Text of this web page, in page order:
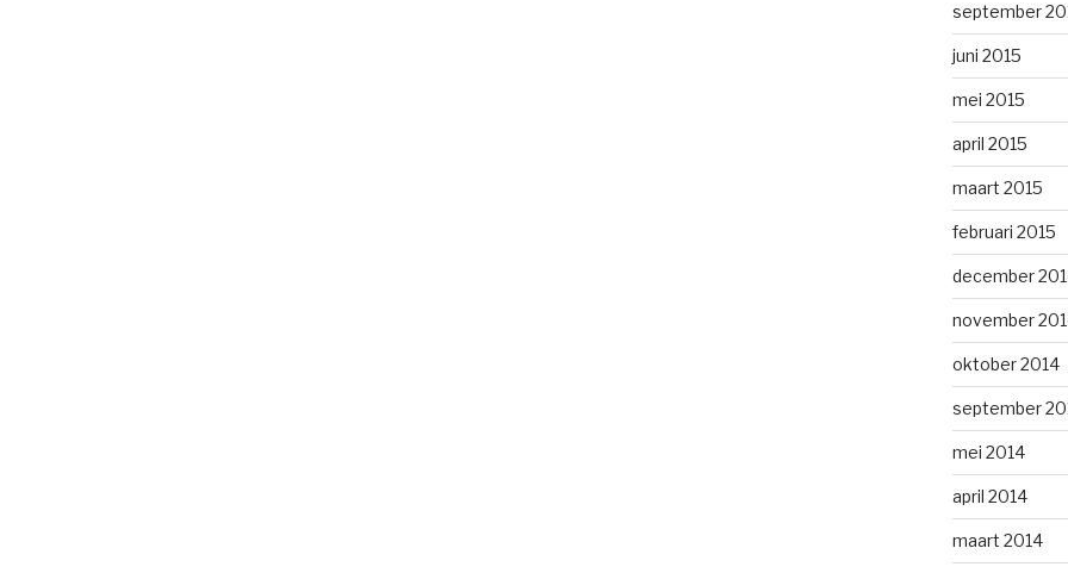
september
juni 2015
mei 2015
april 2015
maart 2015
februari 2015
december
november
oktober 2014
september
mei 2014
april 2014
maart 2014